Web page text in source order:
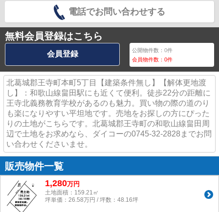
電話でお問い合わせする
無料会員登録はこちら
会員登録 公開物件数：0件
会員物件数：0件
北葛城郡王寺町本町5丁目【建築条件無し】【解体更地渡
し】：和歌山線畠田駅にも近くて便利。徒歩22分の距離に
王寺北義務教育学校があるのも魅力。買い物の際の道のり
も楽になりやすい平坦地です。売地をお探しの方にぴった
りの土地がこちらです。北葛城郡王寺町の和歌山線畠田周
辺で土地をお求めなら、ダイコーの0745-32-2828までお問
い合わせくださいませ。
販売物件一覧
1,280万円
土地面積：159.21㎡
坪単価：26.58万円 / 坪数：48.16坪